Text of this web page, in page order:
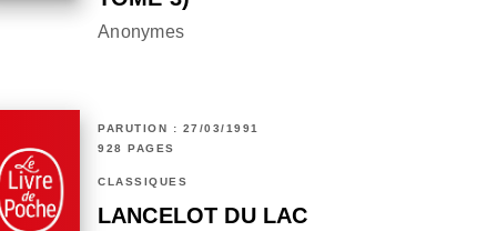
Anonymes
PARUTION : 27/03/1991
928 PAGES
CLASSIQUES
LANCELOT DU LAC